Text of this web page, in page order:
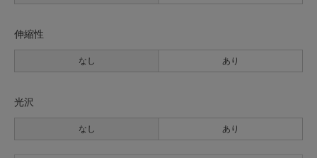
伸縮性
なし あり
光沢
なし あり